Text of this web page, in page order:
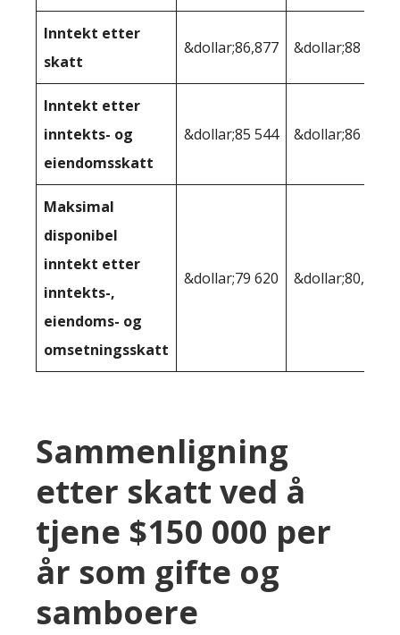
Inntekt etter
skatt
&dollar;86,877 &dollar;88 296
Inntekt etter
inntekts- og
eiendomsskatt
&dollar;85 544 &dollar;86 533
Maksimal
disponibel
inntekt etter
inntekts-,
eiendoms- og
omsetningsskatt
&dollar;79 620 &dollar;80,242
Sammenligning
etter skatt ved å
tjene $150 000 per
år som gifte og
samboere